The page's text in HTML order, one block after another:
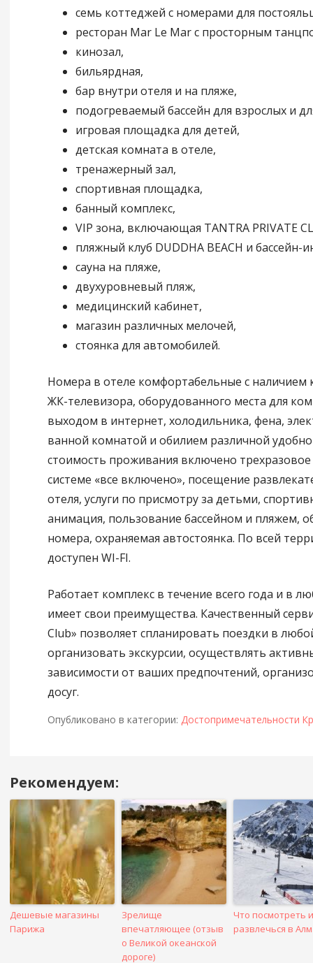
семь коттеджей с номерами для
ресторан Mar Le Mar с просторным
кинозал,
бильярдная,
бар внутри отеля и на пляже,
подогреваемый бассейн для взрослых и
игровая площадка для детей,
детская комната в отеле,
тренажерный зал,
спортивная площадка,
банный комплекс,
VIP зона, включающая TANTRA PRIVATE
пляжный клуб DUDDHA BEACH и бассейн-
сауна на пляже,
двухуровневый пляж,
медицинский кабинет,
магазин различных мелочей,
стоянка для автомобилей.
Номера в отеле комфортабельные с наличием
ЖК-телевизора, оборудованного места для
выходом в интернет, холодильника, фена,
ванной комнатой и обилием различной
стоимость проживания включено
системе «все включено», посещение
отеля, услуги по присмотру за детьми,
анимация, пользование бассейном и пляжем,
номера, охраняемая автостоянка. По всей
доступен WI-FI.
Работает комплекс в течение всего года и в
имеет свои преимущества. Качественный
Club» позволяет спланировать поездки в
организовать экскурсии, осуществлять
зависимости от ваших предпочтений,
досуг.
Опубликовано в категории: Достопримечательности
Навигация
в
посте
Рекомендуем:
Дешевые магазины
Парижа
Зрелище
впечатляющее (отзыв
о Великой океанской
дороге)
Что посмотреть
развлечься в